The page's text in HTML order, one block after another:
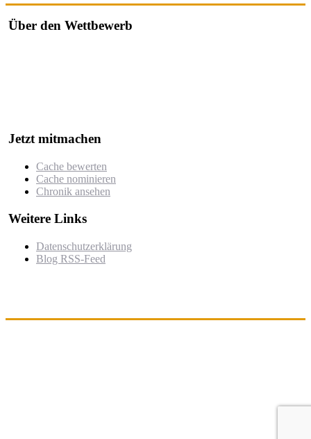
Über den Wettbewerb
Jetzt mitmachen
Cache bewerten
Cache nominieren
Chronik ansehen
Weitere Links
Datenschutzerklärung
Blog RSS-Feed